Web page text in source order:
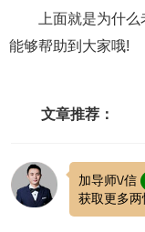
上面就是为什么
能够帮助到大家哦!
文章推荐：
加导师\/信
获取更多